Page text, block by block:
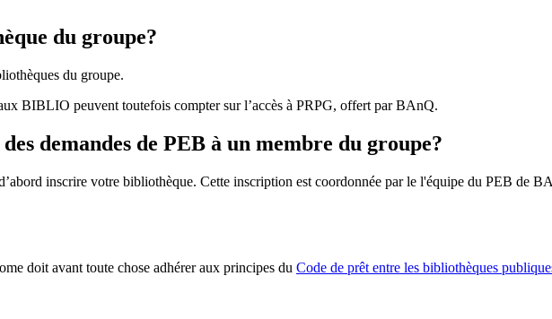
du groupe?
du groupe.
BIBLIO peuvent toutefois compter sur l’accès à PRPG, offert par BAnQ.
demandes de PEB à un membre du groupe?
inscrire votre bibliothèque. Cette inscription est coordonnée par le l'équipe du PEB de
doit avant toute chose adhérer aux principes du Code de prêt entre les bibliothèques